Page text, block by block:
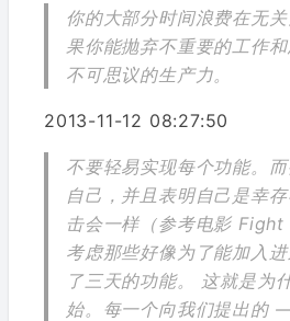
你的大部分时间浪费在无
果你能抛弃不重要的工作
不可思议的生产力。
2013-11-12 08:27:50
不要轻易实现每个功能。
自己，并且表明自己是幸
击会一样（参考电影
考虑那些好像为了能加入
了三天的功能。 这就是为
始。每一个向我们提出的